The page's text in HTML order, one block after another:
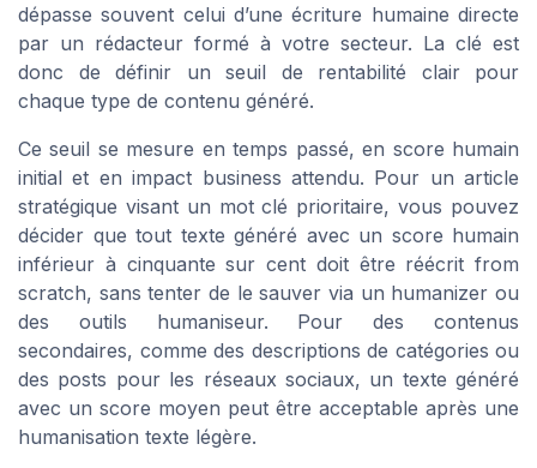
dépasse souvent celui d’une écriture humaine directe
par un rédacteur formé à votre secteur. La clé est
donc de définir un seuil de rentabilité clair pour
chaque type de contenu généré.
Ce seuil se mesure en temps passé, en score humain
initial et en impact business attendu. Pour un article
stratégique visant un mot clé prioritaire, vous pouvez
décider que tout texte généré avec un score humain
inférieur à cinquante sur cent doit être réécrit from
scratch, sans tenter de le sauver via un humanizer ou
des outils humaniseur. Pour des contenus
secondaires, comme des descriptions de catégories ou
des posts pour les réseaux sociaux, un texte généré
avec un score moyen peut être acceptable après une
humanisation texte légère.